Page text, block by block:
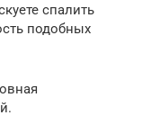
спалить
подобных